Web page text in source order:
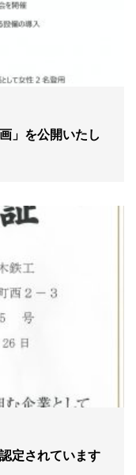
」を公開いたし
定されています